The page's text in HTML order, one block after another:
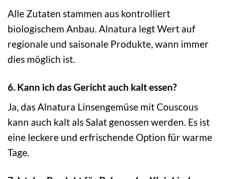
Alle Zutaten stammen aus kontrolliert
biologischem Anbau. Alnatura legt Wert auf
regionale und saisonale Produkte, wann immer
dies möglich ist.
6. Kann ich das Gericht auch kalt essen?
Ja, das Alnatura Linsengemüse mit Couscous
kann auch kalt als Salat genossen werden. Es ist
eine leckere und erfrischende Option für warme
Tage.